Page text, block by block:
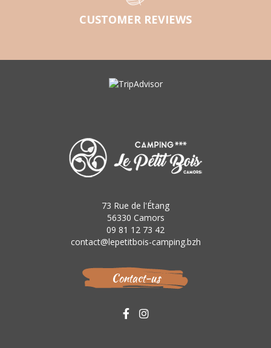
CUSTOMER REVIEWS
73 Rue de l'Étang
56330 Camors
09 81 12 73 42
contact@lepetitbois-camping.bzh
Contact-us